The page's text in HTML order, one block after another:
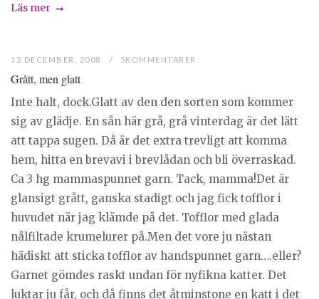
Läs mer
12 DECEMBER, 2008 5KOMMENTARER
Grått, men glatt
Inte halt, dock.Glatt av den den sorten som kommer
sig av glädje. En sån här grå, grå vinterdag är det lätt
att tappa sugen. Då är det extra trevligt att komma
hem, hitta en brevavi i brevlådan och bli överraskad.
Ca 3 hg mammaspunnet garn. Tack, mamma!Det är
glansigt grått, ganska stadigt och jag fick tofflor i
huvudet när jag klämde på det. Tofflor med glada
nålfiltade krumelurer på.Men det vore ju nästan
hädiskt att sticka tofflor av handspunnet garn….eller?
Garnet gömdes raskt undan för nyfikna katter. Det
luktar ju får, och då finns det åtminstone en katt i det